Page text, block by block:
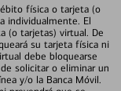
física o tarjeta (o
individualmente. El
(o tarjetas) virtual. De
su tarjeta física ni
debe bloquearse
solicitar o eliminar un
y/o la Banca Móvil.